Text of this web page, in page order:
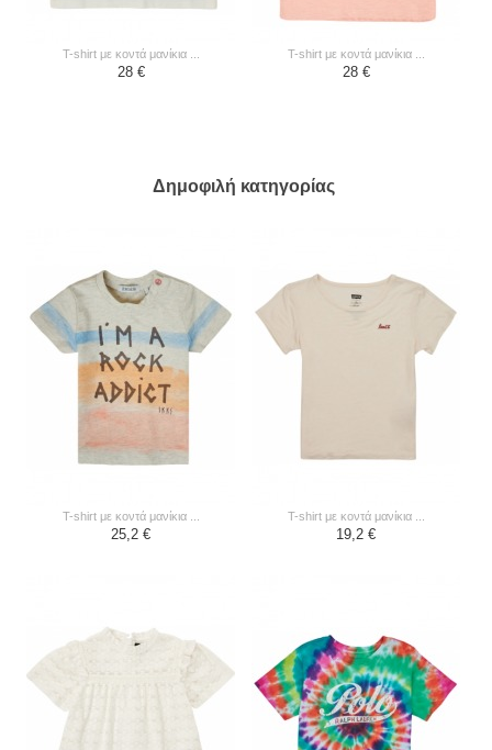
t-shirt με κοντά μανίκια ...
28 €
t-shirt με κοντά μανίκια ...
28 €
Δημοφιλή κατηγορίας
t-shirt με κοντά μανίκια ...
25,2 €
t-shirt με κοντά μανίκια ...
19,2 €